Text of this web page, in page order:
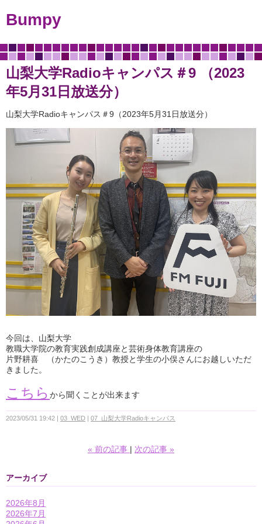
Bumpy
山梨大学Radioキャンパス＃9 （2023
年5月31日放送分）
山梨大学Radioキャンパス＃9（2023年5月31日放送分）
今回は、山梨大学
教職大学院の教育実践創成講座と芸術身体教育講座の
片野耕喜 （かたのこうき）教授と学生の小俣さんにお越しいただ
きました。
こちら から聞くことが出来ます
2023/05/31 19:42 03_WED 07_山梨大学Radioキャンパス
« 前の記事 次の記事 »
アーカイブ
2026年8月
2026年7月